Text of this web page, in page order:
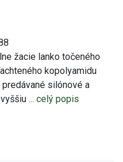
žacie lanko točeného
kopolyamidu
silónové a
... celý popis